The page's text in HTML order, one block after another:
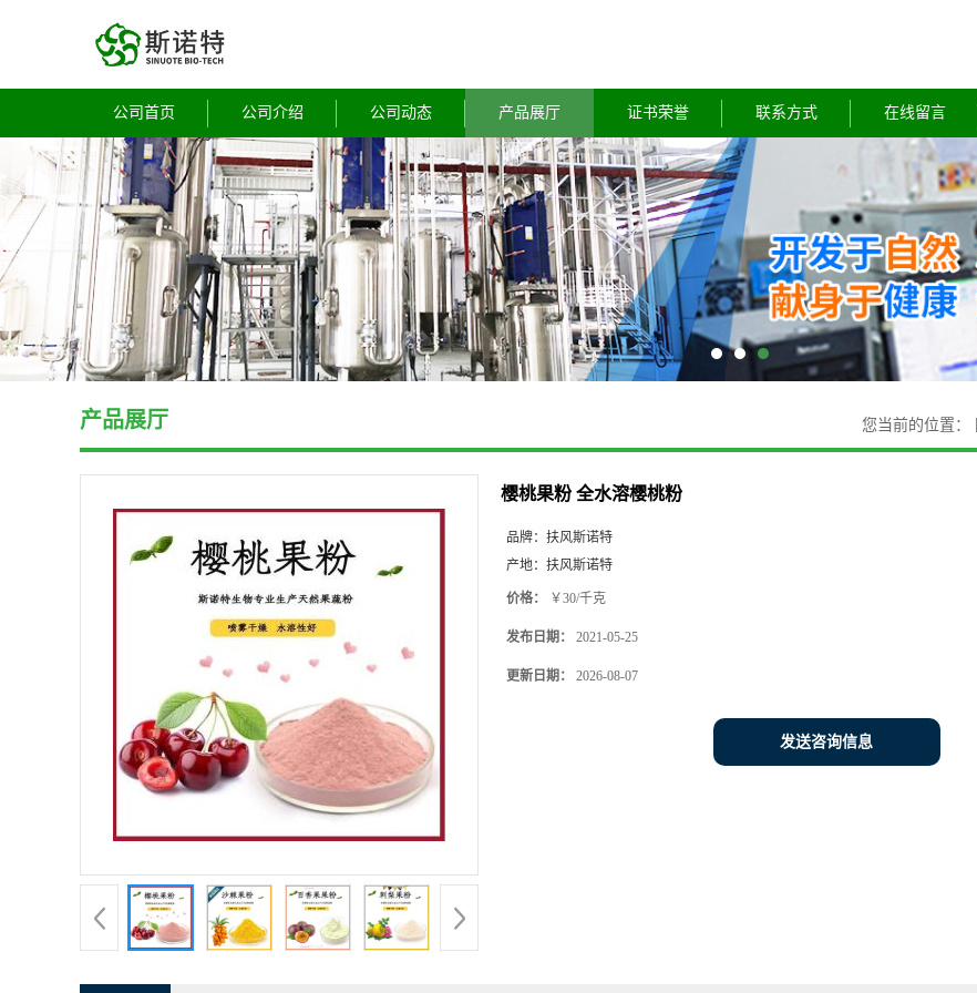
公司首页 公司介绍 公司动态 产品展厅 证书荣誉 联系方式 在线留言
产品展厅 您当前的位置：
樱桃果粉 全水溶樱桃粉
品牌： 扶风斯诺特
产地： 扶风斯诺特
价格： ￥30/千克
发布日期： 2021-05-25
更新日期： 2026-08-07
发送咨询信息